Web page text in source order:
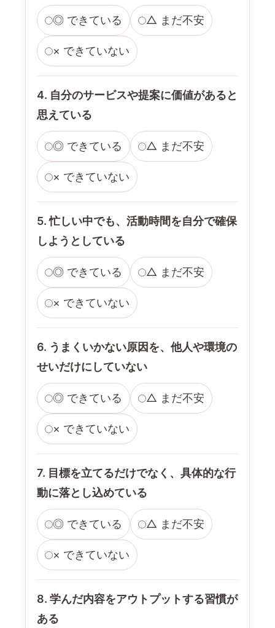
◎ できている △ まだ不安
× できていない
4. 自分のサービスや提案に価値があると
思えている
◎ できている △ まだ不安
× できていない
5. 忙しい中でも、活動時間を自分で確保
しようとしている
◎ できている △ まだ不安
× できていない
6. うまくいかない原因を、他人や環境の
せいだけにしていない
◎ できている △ まだ不安
× できていない
7. 目標を立てるだけでなく、具体的な行
動に落とし込めている
◎ できている △ まだ不安
× できていない
8. 学んだ内容をアウトプットする習慣が
ある